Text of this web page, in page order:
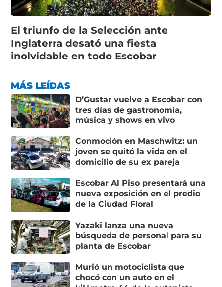
El triunfo de la Selección ante
Inglaterra desató una fiesta
inolvidable en todo Escobar
MÁS LEÍDAS
D’Gustar vuelve a Escobar con
tres días de gastronomía,
música y shows en vivo
Conmoción en Maschwitz: un
joven se quitó la vida en el
domicilio de su ex pareja
Escobar Al Piso presentará una
nueva exposición en el predio
de la Ciudad Floral
Yazaki lanza una nueva
búsqueda de personal para su
planta de Escobar
Murió un motociclista que
chocó con un auto en el